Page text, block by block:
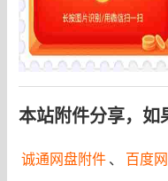
本站附件分享，如
诚通网盘附件 、 百度